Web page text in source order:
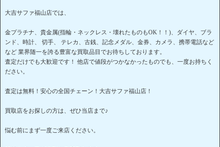
大吉サファ福山店では、
金プラチナ、貴金属(指輪・ネックレス・壊れたものもOK！！)、ダイヤ、ブラ
ンド、時計、 切手、 テレカ、古銭、記念メダル、金券、カメラ、携帯電話など
など 業界随一を誇る豊富な買取品目でお待ちしております。
査定だけでも大歓迎です！ 他店で値段がつかなかったものでも、一度お持ちく
ださい。
査定は無料！安心の全国チェーン！大吉サファ福山店！
買取店をお探しの方は、ぜひ当店まで♪
悩む前にまず一度ご来店ください。